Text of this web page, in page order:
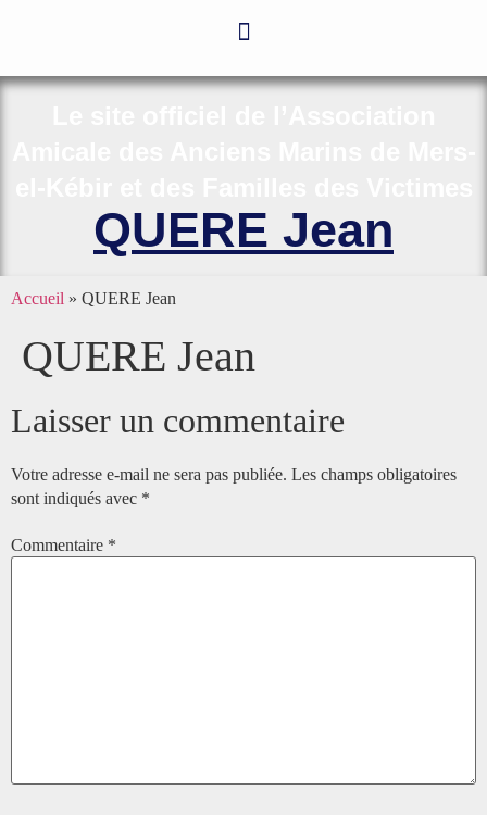
QUERE Jean
Accueil » QUERE Jean
QUERE Jean
Laisser un commentaire
Votre adresse e-mail ne sera pas publiée. Les champs obligatoires
sont indiqués avec *
Commentaire *